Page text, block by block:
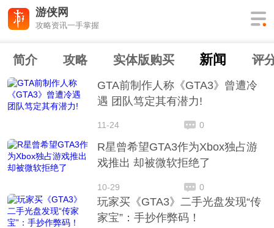
游侠网
攻略资讯一手掌握
简介 攻略 实体版购买 新闻 评
GTA前制作人称《GTA3》曾遭冷
遇 团队笃定其有潜力!
11-24 0
R星曾希望GTA3作为Xbox独占游
戏推出 却被微软拒绝了
10-29 0
玩家买《GTA3》二手光盘发现“传
家宝”：手抄作弊码！